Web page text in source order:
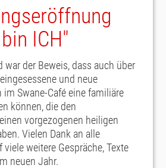
ICH"
war der Beweis, dass auch über
und neue
im Swane-Café eine familiäre
können, die den
vorgezogenen heiligen
Vielen Dank an alle
weitere Gespräche, Texte
neuen Jahr.